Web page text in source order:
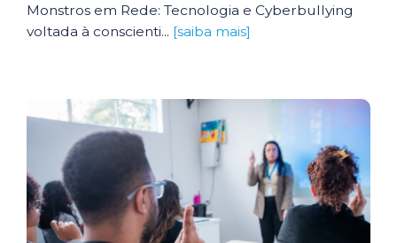
Monstros em Rede: Tecnologia e Cyberbullying
voltada à conscienti... [saiba mais]